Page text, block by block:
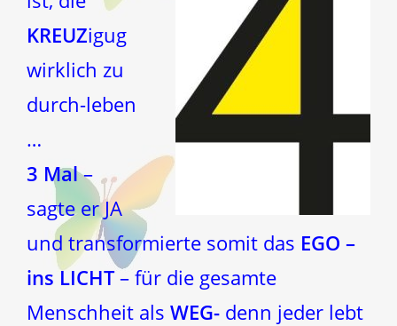
KREUZigug
wirklich zu
durch-leben
…
3 Mal–
sagte er JA
und transformierte somit das EGO –
ins LICHT– für die gesamte
Menschheit als WEG- denn jeder lebt